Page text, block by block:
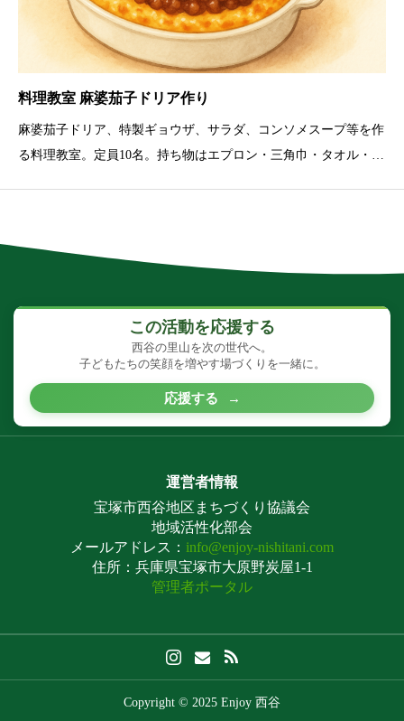
料理教室 麻婆茄子ドリア作り
麻婆茄子ドリア、特製ギョウザ、サラダ、コンソメスープ等を作
る料理教室。定員10名。持ち物はエプロン・三角巾・タオル・マ
この活動を応援する
西谷の里山を次の世代へ。
子どもたちの笑顔を増やす場づくりを一緒に。
応援する →
運営者情報
宝塚市西谷地区まちづくり協議会
地域活性化部会
メールアドレス： info@enjoy-nishitani.com
住所：兵庫県宝塚市大原野炭屋1-1
管理者ポータル
Copyright © 2025 Enjoy 西谷